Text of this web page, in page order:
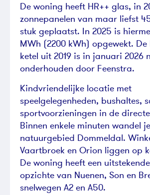
De woning heeft HR++ glas, in
zonnepanelen van maar liefst
stuk geplaatst. In 2025 is
MWh (2200 kWh) opgewekt.
ketel uit 2019 is in januari 2026
onderhouden door Feenstra.
Kindvriendelijke locatie met
speelgelegenheden, bushaltes,
sportvoorzieningen in de
Binnen enkele minuten wandel
natuurgebied Dommeldal.
Vaartbroek en Orion liggen op
De woning heeft een
opzichte van Nuenen, Son en
snelwegen A2 en A50.